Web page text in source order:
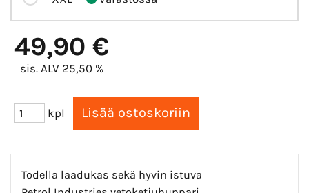
49,90 €
sis. ALV 25,50 %
kpl
Todella laadukas sekä hyvin istuva